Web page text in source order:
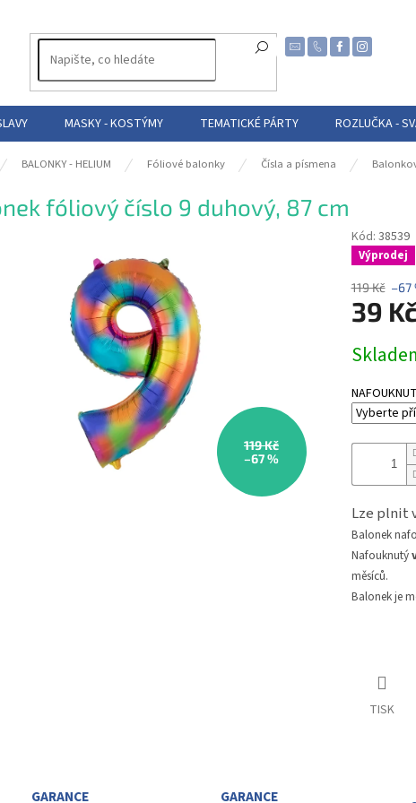
MASKY - KOSTÝMY TEMATICKÉ PÁRTY ROZLUČKA -
BALONKY - HELIUM Fóliové balonky Čísla a písmena
fóliový číslo 9 duhový, 87 cm
Kód: 38539
Výprodej
119 Kč
–67 %
119 Kč –67
39
cena:
Lze
Balonek
Nafouknutý
měsíců.
Balonek je
TISK
GARANCE
GARANCE